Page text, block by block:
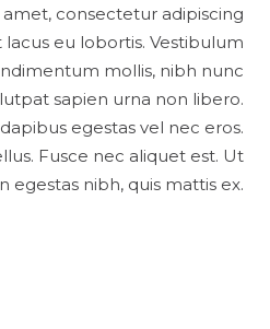
consectetur adipiscing
eu lobortis. Vestibulum
mollis, nibh nunc
sapien urna non libero.
egestas vel nec eros.
Fusce nec aliquet est. Ut
egestas nibh, quis mattis ex.